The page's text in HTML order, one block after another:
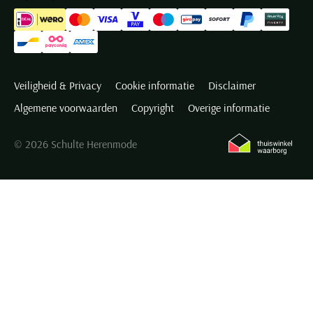
Veiligheid & Privacy Cookie informatie
Disclaimer
Algemene voorwaarden
Copyright Overige informatie
© 2026 Schulte Herenmode